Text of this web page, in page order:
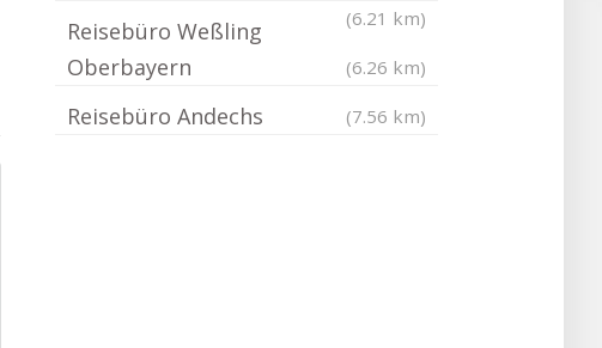
(6.21 km)
Reisebüro Weßling
Oberbayern
(6.26 km)
Reisebüro Andechs (7.56 km)